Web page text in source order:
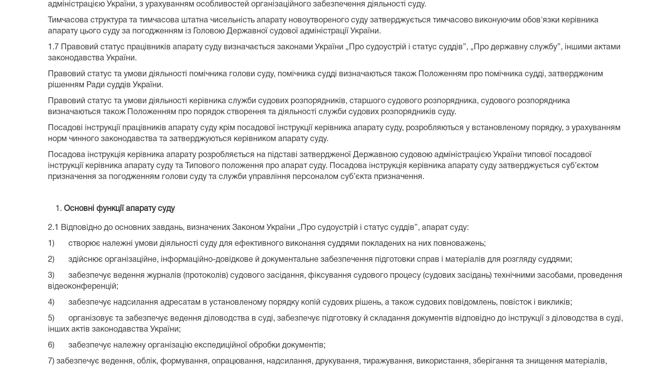
адміністрацією України, з урахуванням особливостей організаційного забезпечення діяльності суду.
Тимчасова структура та тимчасова штатна чисельність апарату новоутвореного суду затверджується тимчасово виконуючим обов'язки керівника
апарату цього суду за погодженням із Головою Державної судової адміністрації України.
1.7 Правовий статус працівників апарату суду визначається законами України „Про судоустрій і статус суддів”, „Про державну службу”, іншими актами
законодавства України.
Правовий статус та умови діяльності помічника голови суду, помічника судді визначаються також Положенням про помічника судді, затвердженим
рішенням Ради суддів України.
Правовий статус та умови діяльності керівника служби судових розпорядників, старшого судового розпорядника, судового розпорядника
визначаються також Положенням про порядок створення та діяльності служби судових розпорядників суду.
Посадові інструкції працівників апарату суду крім посадової інструкції керівника апарату суду, розробляються у встановленому порядку, з урахуванням
норм чинного законодавства та затверджуються керівником апарату суду.
Посадова інструкція керівника апарату розробляється на підставі затвердженої Державною судовою адміністрацією України типової посадової
інструкції керівника апарату суду та Типового положення про апарат суду. Посадова інструкція керівника апарату суду затверджується суб’єктом
призначення за погодженням голови суду та служби управління персоналом суб’єкта призначення.
Основні функції апарату суду
2.1 Відповідно до основних завдань, визначених Законом України „Про судоустрій і статус суддів”, апарат суду:
1) створює належні умови діяльності суду для ефективного виконання суддями покладених на них повноважень;
2) здійснює організаційне, інформаційно-довідкове й документальне забезпечення підготовки справ і матеріалів для розгляду суддями;
3) забезпечує ведення журналів (протоколів) судового засідання, фіксування судового процесу (судових засідань) технічними засобами, проведення
відеоконференцій;
4) забезпечує надсилання адресатам в установленому порядку копій судових рішень, а також судових повідомлень, повісток і викликів;
5) організовує та забезпечує ведення діловодства в суді, забезпечує підготовку й складання документів відповідно до інструкції з діловодства в суді,
інших актів законодавства України;
6) забезпечує належну організацію експедиційної обробки документів;
7) забезпечує ведення, облік, формування, опрацювання, надсилання, друкування, тиражування, використання, зберігання та знищення матеріалів,